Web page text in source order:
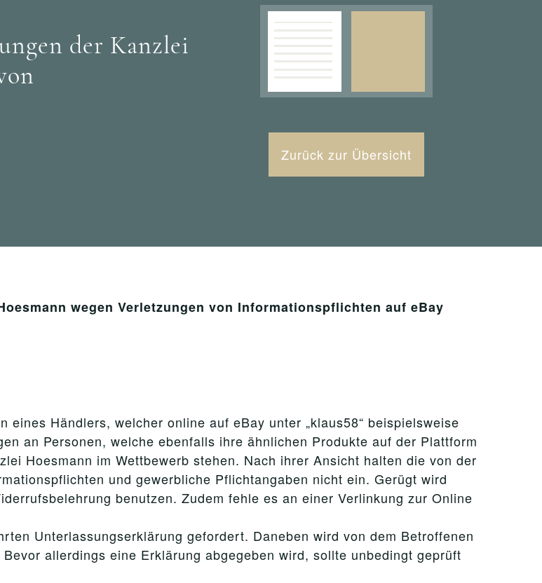
der Kanzlei
Zurück zur Übersicht
wegen Verletzungen von Informationspflichten auf eBay
Händlers, welcher online auf eBay unter „klaus58“ beispielsweise
an Personen, welche ebenfalls ihre ähnlichen Produkte auf der Plattform
Hoesmann im Wettbewerb stehen. Nach ihrer Ansicht halten die von der
und gewerbliche Pflichtangaben nicht ein. Gerügt wird
benutzen. Zudem fehle es an einer Verlinkung zur Online
Unterlassungserklärung gefordert. Daneben wird von dem Betroffenen
allerdings eine Erklärung abgegeben wird, sollte unbedingt geprüft